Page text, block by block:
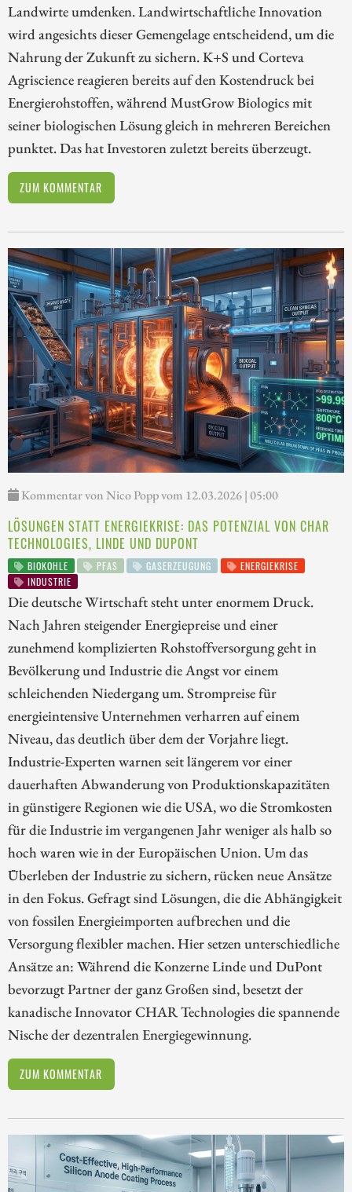
Landwirte umdenken. Landwirtschaftliche Innovation
wird angesichts dieser Gemengelage entscheidend, um die
Nahrung der Zukunft zu sichern. K+S und Corteva
Agriscience reagieren bereits auf den Kostendruck bei
Energierohstoffen, während MustGrow Biologics mit
seiner biologischen Lösung gleich in mehreren Bereichen
punktet. Das hat Investoren zuletzt bereits überzeugt.
ZUM KOMMENTAR
Kommentar von Nico Popp vom 12.03.2026 | 05:00
LÖSUNGEN STATT ENERGIEKRISE: DAS POTENZIAL VON CHAR
TECHNOLOGIES, LINDE UND DUPONT
BIOKOHLE PFAS GASERZEUGUNG
ENERGIEKRISE
INDUSTRIE
Die deutsche Wirtschaft steht unter enormem Druck.
Nach Jahren steigender Energiepreise und einer
zunehmend komplizierten Rohstoffversorgung geht in
Bevölkerung und Industrie die Angst vor einem
schleichenden Niedergang um. Strompreise für
energieintensive Unternehmen verharren auf einem
Niveau, das deutlich über dem der Vorjahre liegt.
Industrie-Experten warnen seit längerem vor einer
dauerhaften Abwanderung von Produktionskapazitäten
in günstigere Regionen wie die USA, wo die Stromkosten
für die Industrie im vergangenen Jahr weniger als halb so
hoch waren wie in der Europäischen Union. Um das
Überleben der Industrie zu sichern, rücken neue Ansätze
in den Fokus. Gefragt sind Lösungen, die die Abhängigkeit
von fossilen Energieimporten aufbrechen und die
Versorgung flexibler machen. Hier setzen unterschiedliche
Ansätze an: Während die Konzerne Linde und DuPont
bevorzugt Partner der ganz Großen sind, besetzt der
kanadische Innovator CHAR Technologies die spannende
Nische der dezentralen Energiegewinnung.
ZUM KOMMENTAR